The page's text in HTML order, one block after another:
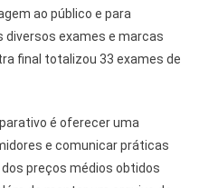
ao público e para
exames e marcas
final totalizou 33 exames de
é oferecer uma
e comunicar práticas
preços médios obtidos